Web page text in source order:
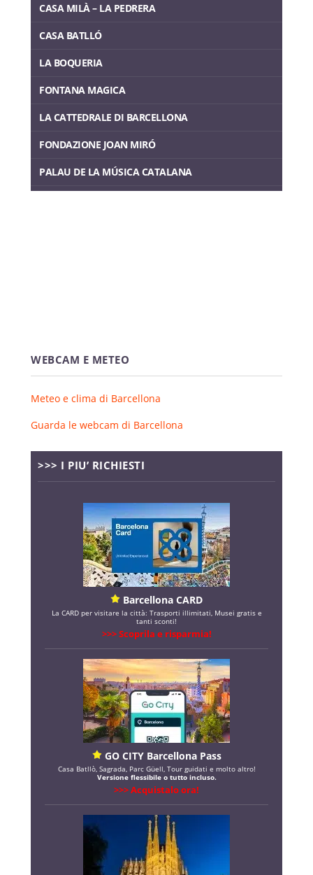
CASA MILÀ – LA PEDRERA
CASA BATLLÓ
LA BOQUERIA
FONTANA MAGICA
LA CATTEDRALE DI BARCELLONA
FONDAZIONE JOAN MIRÓ
PALAU DE LA MÚSICA CATALANA
WEBCAM E METEO
Meteo e clima di Barcellona
Guarda le webcam di Barcellona
>>> I PIU’ RICHIESTI
Barcellona CARD
La CARD per visitare la città: Trasporti illimitati, Musei gratis e
tanti sconti!
>>> Scoprila e risparmia!
GO CITY Barcellona Pass
Casa Batllò, Sagrada, Parc Güell, Tour guidati e molto altro!
Versione flessibile o tutto incluso.
>>> Acquistalo ora!